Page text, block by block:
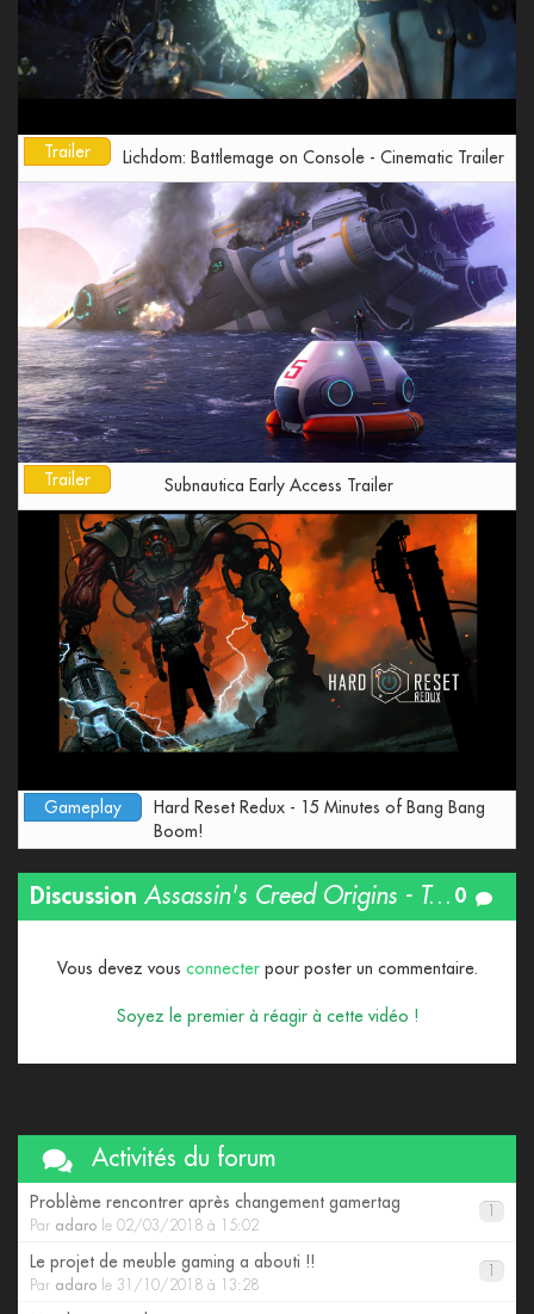
Trailer Lichdom: Battlemage on Console - Cinematic Trailer
Trailer Subnautica Early Access Trailer
Gameplay
Hard Reset Redux - 15 Minutes of Bang Bang
Boom!
0
Discussion Assassin's Creed Origins - Trailer de gameplay : Jeux de pouvoir - Gamescom 2017 [OFFICIEL] VF HD
Vous devez vous connecterpour poster un commentaire.
Soyez le premier à réagir à cette vidéo !
Activités du forum
Problème rencontrer après changement gamertag
Par adaro le 02/03/2018 à 15:02
Le projet de meuble gaming a abouti !!
Par adaro le 31/10/2018 à 13:28